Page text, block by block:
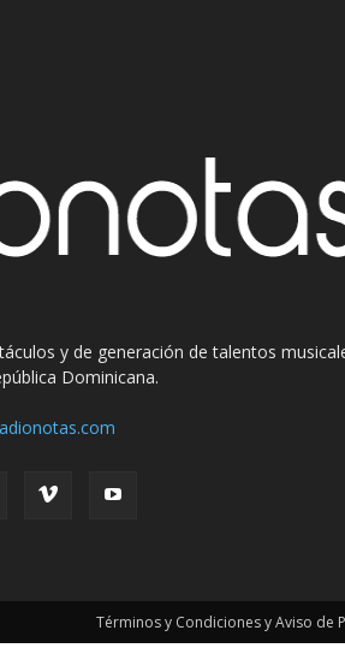
y de generación de talentos
Dominicana.
Términos y Condiciones y Aviso de